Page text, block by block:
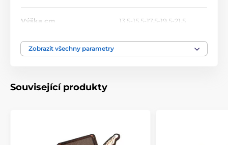
Výška cm 13.5-15.5-17.5-19.5-21.5
Motiv
Zobrazit všechny parametry
Související produkty